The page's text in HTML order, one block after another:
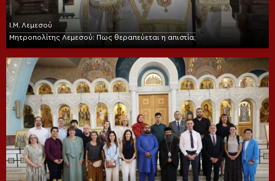
Ι.Μ. Λεμεσού
Μητροπολίτης Λεμεσού: Πως θεραπεύεται η απιστία;